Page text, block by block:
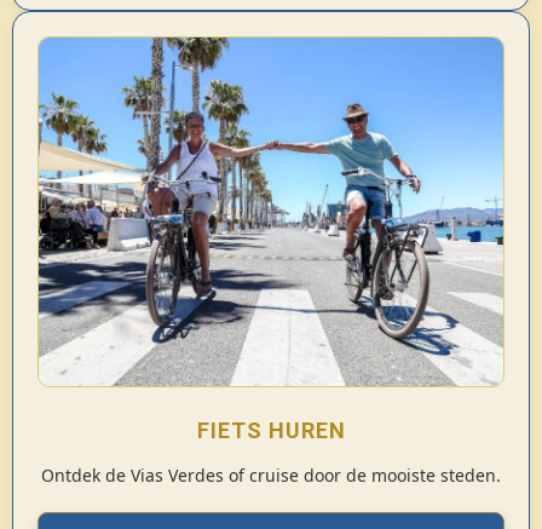
FIETS HUREN
Ontdek de Vias Verdes of cruise door de mooiste steden.